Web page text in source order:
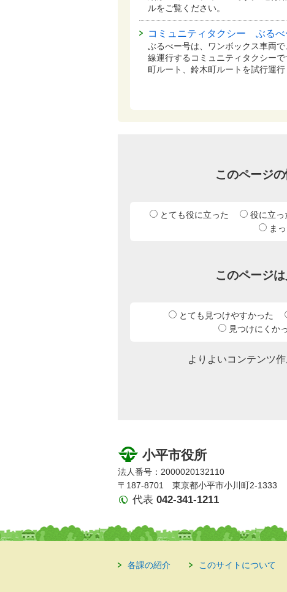
ルをご覧ください。
コミュニティタクシー ぶるべ
ぶるべー号は、ワンボックス車両
線運行するコミュニティタクシー
町ルート、鈴木町ルートを試行運行
このページ
とても役に立った 役に立っ
ま
このページ
とても見つけやすかった
見つけにくか
よりよいコンテンツ
小平市役所
法人番号：2000020132110
〒187-8701 東京都小平市小川町2-1333
代表 042-341-1211
各課の紹介 このサイトについて